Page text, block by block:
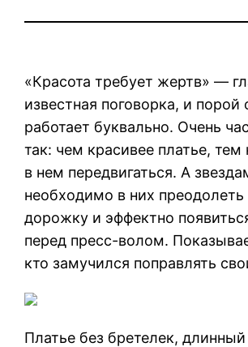
«Красота требует жертв» —
известная поговорка, и порой
работает буквально. Очень
так: чем красивее платье, тем
в нем передвигаться. А
необходимо в них
дорожку и эффектно
перед пресс-волом.
кто замучился поправлять
Платье без бретелек,